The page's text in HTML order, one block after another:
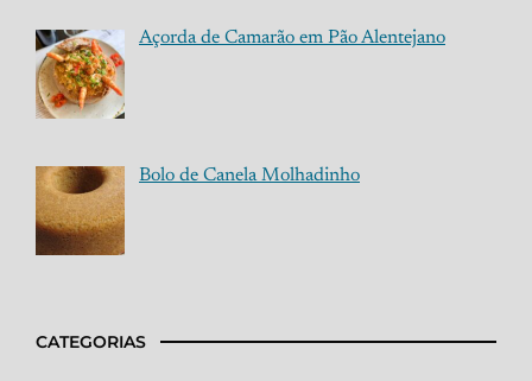
Açorda de Camarão em Pão Alentejano
Bolo de Canela Molhadinho
CATEGORIAS